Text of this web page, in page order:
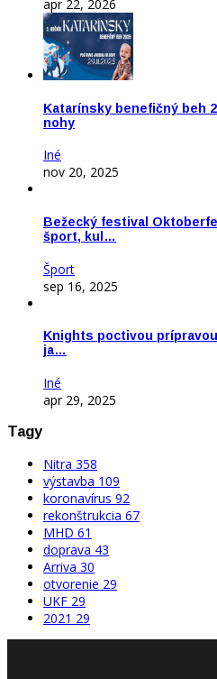
apr 22, 2026
Katarínsky benefičný beh
nohy
Iné
nov 20, 2025
Bežecký festival
šport, kul…
Šport
sep 16, 2025
Knights poctivou
ja…
Iné
apr 29, 2025
Tagy
Nitra 358
výstavba 109
koronavírus 92
rekonštrukcia 67
MHD 61
doprava 43
Arriva 30
otvorenie 29
UKF 29
2021 29